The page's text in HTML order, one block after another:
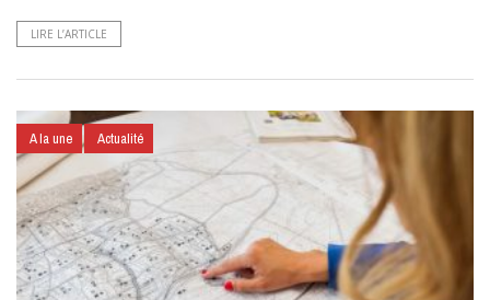
LIRE L’ARTICLE
A la une Actualité